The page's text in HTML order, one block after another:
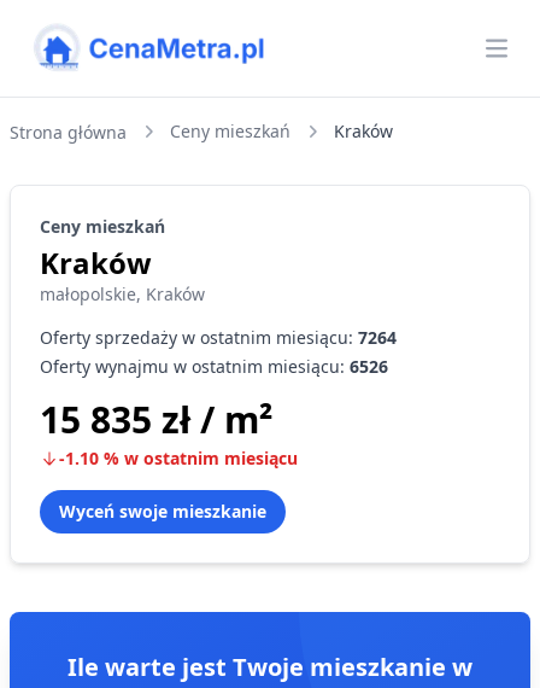
CenaMetra
Strona główna Ceny mieszkań Kraków
Ceny mieszkań
Kraków
małopolskie, Kraków
Oferty sprzedaży w ostatnim miesiącu: 7264
Oferty wynajmu w ostatnim miesiącu: 6526
15 835 zł/ m²
-1.10 % w ostatnim miesiącu
Wyceń swoje mieszkanie
Ile warte jest Twoje mieszkanie w